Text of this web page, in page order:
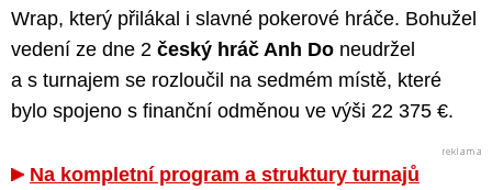
Wrap, který přilákal i slavné pokerové hráče. Bohužel
vedení ze dne 2 český hráč Anh Do neudržel
a s turnajem se rozloučil na sedmém místě, které
bylo spojeno s finanční odměnou ve výši 22 375 €.
Na kompletní program a struktury turnajů